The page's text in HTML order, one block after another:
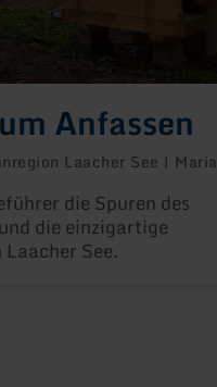
Anfassen
Laacher See | Maria
die Spuren des
die einzigartige
See.